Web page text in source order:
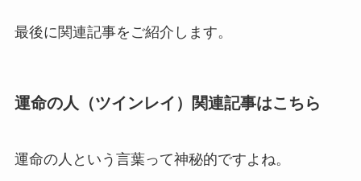
最後に関連記事をご紹介します。
運命の人（ツインレイ）関連記事はこちら
運命の人という言葉って神秘的ですよね。